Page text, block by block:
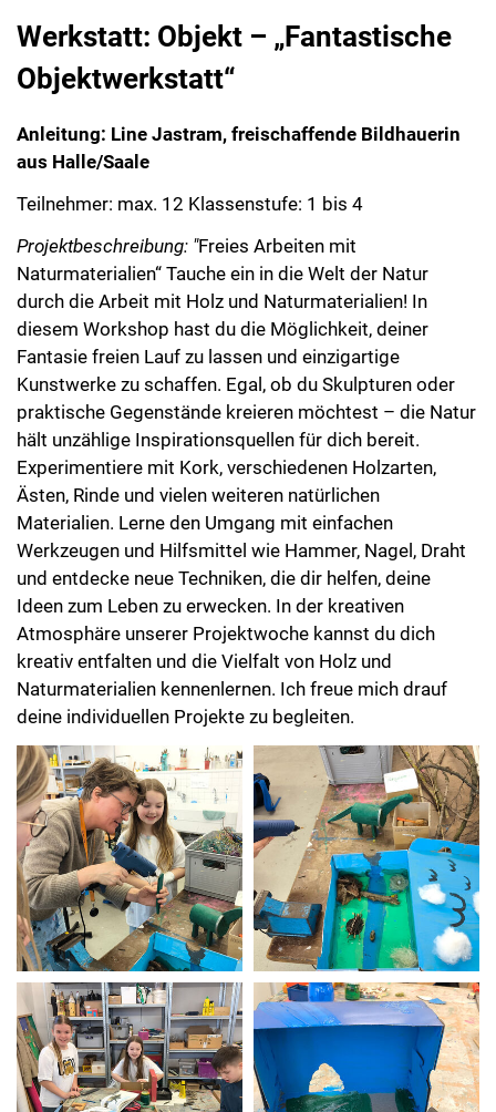
Werkstatt: Objekt – „Fantastische
Objektwerkstatt“
aus Halle/Saale
Naturmaterialien“ Tauche ein in die Welt der Natur
durch die Arbeit mit Holz und Naturmaterialien! In
diesem Workshop hast du die Möglichkeit, deiner
Fantasie freien Lauf zu lassen und einzigartige
Kunstwerke zu schaffen. Egal, ob du Skulpturen oder
praktische Gegenstände kreieren möchtest – die Natur
hält unzählige Inspirationsquellen für dich bereit.
Experimentiere mit Kork, verschiedenen Holzarten,
Ästen, Rinde und vielen weiteren natürlichen
Materialien. Lerne den Umgang mit einfachen
Werkzeugen und Hilfsmittel wie Hammer, Nagel, Draht
und entdecke neue Techniken, die dir helfen, deine
Ideen zum Leben zu erwecken. In der kreativen
Atmosphäre unserer Projektwoche kannst du dich
kreativ entfalten und die Vielfalt von Holz und
Naturmaterialien kennenlernen. Ich freue mich drauf
deine individuellen Projekte zu begleiten.